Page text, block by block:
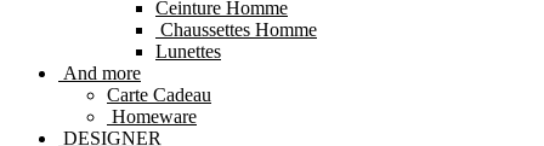
Ceinture Homme
Chaussettes Homme
Lunettes
And more
Carte Cadeau
Homeware
DESIGNER